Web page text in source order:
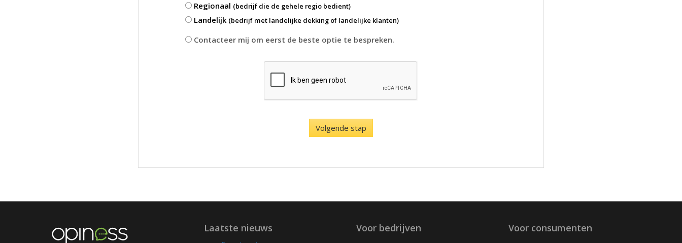
Regionaal (bedrijf die de gehele regio bedient)
Landelijk (bedrijf met landelijke dekking of landelijke klanten)
Contacteer mij om eerst de beste optie te bespreken.
Laatste nieuws Voor bedrijven Voor consumenten